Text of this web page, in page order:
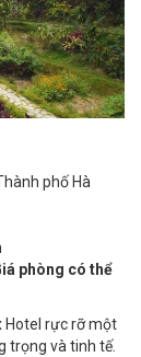
phố Hà
phòng có thể
Hotel rực rỡ một
trọng và tinh tế.